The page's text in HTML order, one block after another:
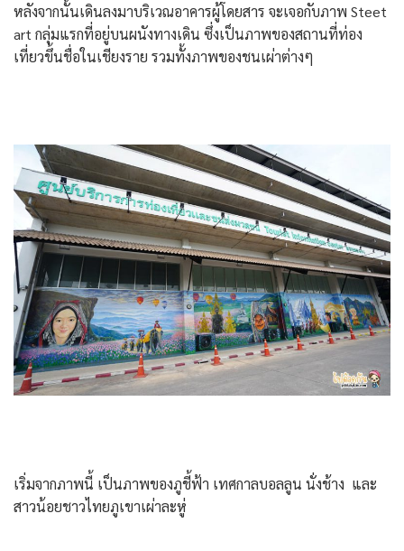
หลังจากนั้นเดินลงมาบริเวณอาคารผู้โดยสาร จะเจอกับภาพ Steet
art กลุ่มแรกที่อยู่บนผนังทางเดิน ซึ่งเป็นภาพของสถานที่ท่อง
เที่ยวขึ้นชื่อในเชียงราย รวมทั้งภาพของชนเผ่าต่างๆ
เริ่มจากภาพนี้ เป็นภาพของภูชี้ฟ้า เทศกาลบอลลูน นั่งช้าง และ
สาวน้อยชาวไทยภูเขาเผ่าละหู่